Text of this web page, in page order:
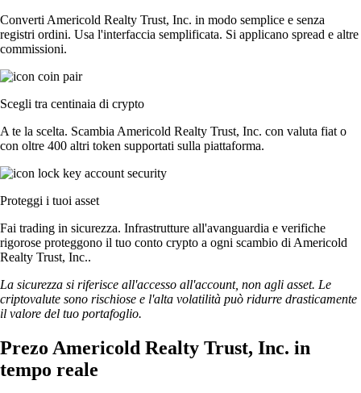
Converti Americold Realty Trust, Inc. in modo semplice e senza
registri ordini. Usa l'interfaccia semplificata. Si applicano spread e altre
commissioni.
Scegli tra centinaia di crypto
A te la scelta. Scambia Americold Realty Trust, Inc. con valuta fiat o
con oltre 400 altri token supportati sulla piattaforma.
Proteggi i tuoi asset
Fai trading in sicurezza. Infrastrutture all'avanguardia e verifiche
rigorose proteggono il tuo conto crypto a ogni scambio di Americold
Realty Trust, Inc..
La sicurezza si riferisce all'accesso all'account, non agli asset. Le
criptovalute sono rischiose e l'alta volatilità può ridurre drasticamente
il valore del tuo portafoglio.
Prezo Americold Realty Trust, Inc. in
tempo reale